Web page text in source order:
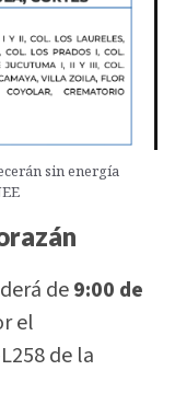
sin energía
de9:00 de
el
de la